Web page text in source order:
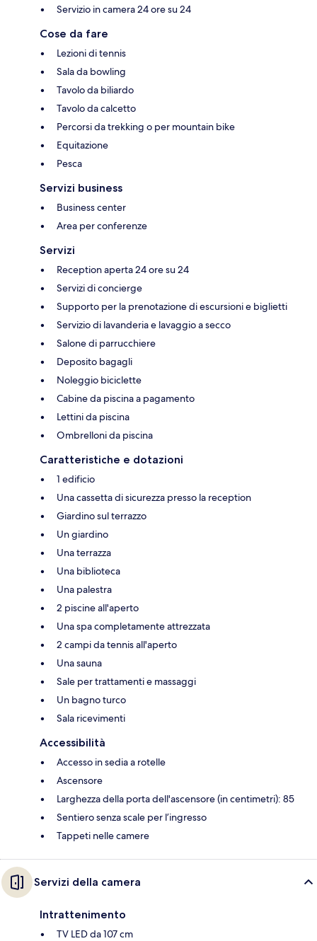
Servizio in camera 24 ore su 24
Cose da fare
Lezioni di tennis
Sala da bowling
Tavolo da biliardo
Tavolo da calcetto
Percorsi da trekking o per mountain bike
Equitazione
Pesca
Servizi business
Business center
Area per conferenze
Servizi
Reception aperta 24 ore su 24
Servizi di concierge
Supporto per la prenotazione di escursioni e biglietti
Servizio di lavanderia e lavaggio a secco
Salone di parrucchiere
Deposito bagagli
Noleggio biciclette
Cabine da piscina a pagamento
Lettini da piscina
Ombrelloni da piscina
Caratteristiche e dotazioni
1 edificio
Una cassetta di sicurezza presso la reception
Giardino sul terrazzo
Un giardino
Una terrazza
Una biblioteca
Una palestra
2 piscine all'aperto
Una spa completamente attrezzata
2 campi da tennis all'aperto
Una sauna
Sale per trattamenti e massaggi
Un bagno turco
Sala ricevimenti
Accessibilità
Accesso in sedia a rotelle
Ascensore
Larghezza della porta dell'ascensore (in centimetri): 85
Sentiero senza scale per l’ingresso
Tappeti nelle camere
Servizi della camera
Intrattenimento
TV LED da 107 cm